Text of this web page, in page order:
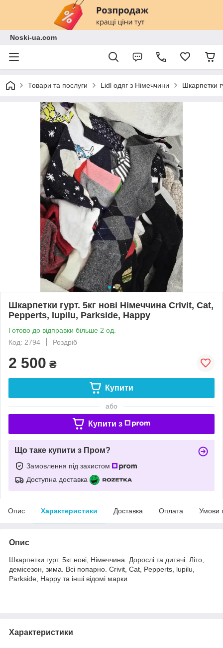
Noski-ua.com
Товари та послуги Lidl одяг з Німеччини Шкарпетки
Шкарпетки гурт. 5кг нові Німеччина Crivit, Cat,
Pepperts, lupilu, Parkside, Happy
Готово до відправки більше 2 од.
Код: 2794
Роздріб
2 500 ₴
Купити
або
Купити з
Що таке купити з Пром?
Замовлення під захистом
Доступна доставка
Опис Характеристики Доставка Оплата Умови
Опис
Шкарпетки гурт. 5кг нові, Німеччина. Дорослі та дитячі. Літо,
демісезон, зима. Всі попарно. Crivit, Cat, Pepperts, lupilu,
Parkside, Happy та інші відомі марки
Характеристики